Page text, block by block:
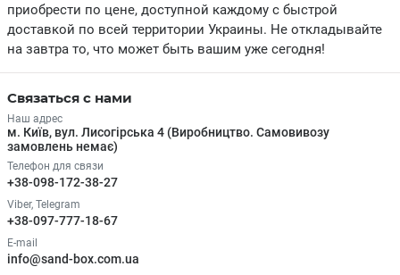
приобрести по цене, доступной каждому с быстрой
доставкой по всей территории Украины. Не откладывайте
на завтра то, что может быть вашим уже сегодня!
Связаться с нами
Наш адрес
м. Київ, вул. Лисогірська 4 (Виробництво. Самовивозу
замовлень немає)
Телефон для связи
+38-098-172-38-27
Viber, Telegram
+38-097-777-18-67
E-mail
info@sand-box.com.ua